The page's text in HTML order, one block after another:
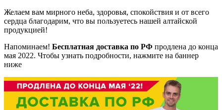
Желаем вам мирного неба, здоровья, спокойствия и от всего
сердца благодарим, что вы пользуетесь нашей алтайской
продукцией!
Напоминаем! Бесплатная доставка по РФ продлена до конца
мая 2022. Чтобы узнать подробности, нажмите на баннер
ниже